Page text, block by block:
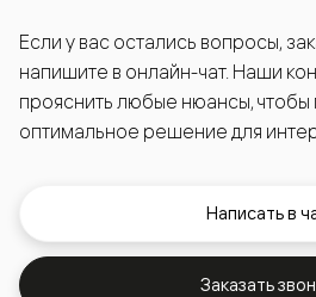
Если у вас остались вопросы,
напишите в онлайн-чат. Наши
прояснить любые нюансы, чтобы
оптимальное решение для
Написать в
Заказать